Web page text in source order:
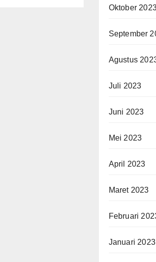
Oktober
September
Agustus
Juli 2023
Juni 2023
Mei 2023
April 2023
Maret 2023
Februari
Januari 2023